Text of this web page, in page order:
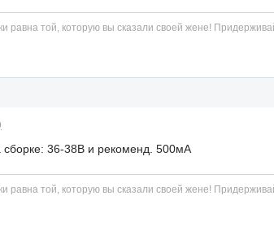
равна той, которую вы сказали своей жене!
36-38В и рекоменд. 500мА
равна той, которую вы сказали своей жене!